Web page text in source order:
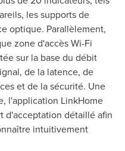
les supports de
optique. Parallèlement,
zone d'accès Wi-Fi
sur la base du débit
de la latence, de
et de la sécurité. Une
l'application LinkHome
d'acceptation détaillé afin
intuitivement